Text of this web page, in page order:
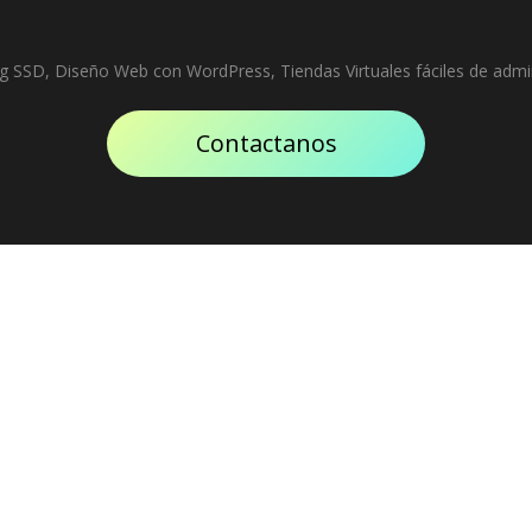
SSD, Diseño Web con WordPress, Tiendas Virtuales fáciles de
Contactanos